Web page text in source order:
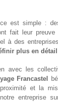
est simple :
fait leur
à des
plus en
avec les
Francastel
et la
entreprise